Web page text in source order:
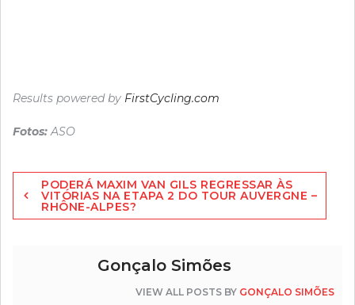
Results powered by FirstCycling.com
Fotos:ASO
Navegação
de
artigos
PODERÁ MAXIM VAN GILS REGRESSAR ÀS
VITÓRIAS NA ETAPA 2 DO TOUR AUVERGNE –
RHÔNE-ALPES?
Gonçalo Simões
VIEW ALL POSTS BY GONÇALO SIMÕES